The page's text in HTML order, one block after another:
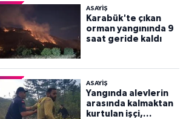
ASAYİŞ
Karabük'te çıkan
orman yangınında 9
saat geride kaldı
ASAYİŞ
Yangında alevlerin
arasında kalmaktan
kurtulan işçi,